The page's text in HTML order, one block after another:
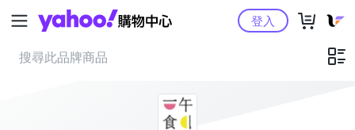
Yahoo購物中心登入